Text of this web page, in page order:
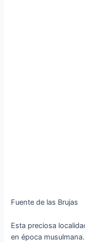
Fuente de las Brujas
Esta preciosa
en época